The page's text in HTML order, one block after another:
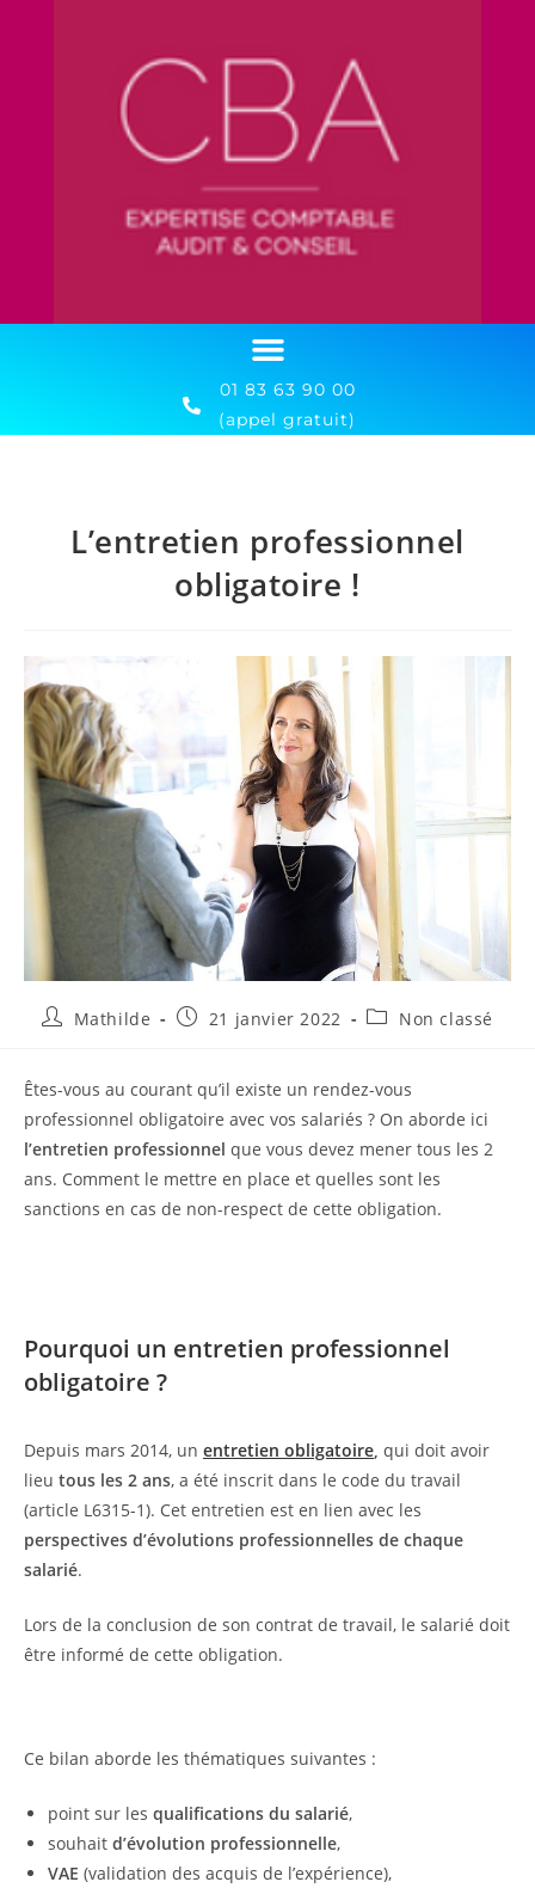
01 83 63 90 00
(appel gratuit)
L’entretien professionnel
obligatoire !
Mathilde 21 janvier 2022 Non classé
Êtes-vous au courant qu’il existe un rendez-vous
professionnel obligatoire avec vos salariés ? On aborde ici
l’entretien professionnel que vous devez mener tous les 2
ans. Comment le mettre en place et quelles sont les
sanctions en cas de non-respect de cette obligation.
Pourquoi un entretien professionnel
obligatoire ?
Depuis mars 2014, un entretien obligatoire qui doit avoir
lieu tous les 2 ans, a été inscrit dans le code du travail
(article L6315-1). Cet entretien est en lien avec les
perspectives d’évolutions professionnelles de chaque
salarié.
Lors de la conclusion de son contrat de travail, le salarié doit
être informé de cette obligation.
Ce bilan aborde les thématiques suivantes :
point sur les qualifications du salarié,
souhait d’évolution professionnelle,
VAE (validation des acquis de l’expérience),